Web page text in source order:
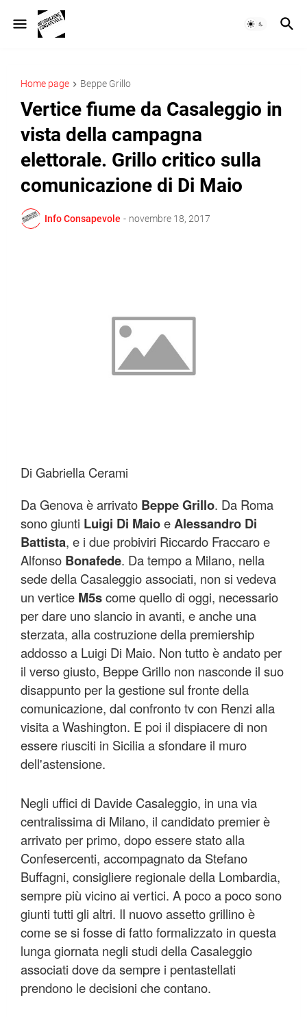
Home page Beppe Grillo
Vertice fiume da Casaleggio in
vista della campagna
elettorale. Grillo critico sulla
comunicazione di Di Maio
Info Consapevole - novembre 18, 2017
Di Gabriella Cerami
Da Genova è arrivato Beppe Grillo. Da Roma
sono giunti Luigi Di MaioeAlessandro Di
Battista, e i due probiviri Riccardo Fraccaro e
Alfonso Bonafede. Da tempo a Milano, nella
sede della Casaleggio associati, non si vedeva
un vertice M5scome quello di oggi, necessario
per dare uno slancio in avanti, e anche una
sterzata, alla costruzione della premiership
addosso a Luigi Di Maio. Non tutto è andato per
il verso giusto, Beppe Grillo non nasconde il suo
disappunto per la gestione sul fronte della
comunicazione, dal confronto tv con Renzi alla
visita a Washington. E poi il dispiacere di non
essere riusciti in Sicilia a sfondare il muro
dell'astensione.
Negli uffici di Davide Casaleggio, in una via
centralissima di Milano, il candidato premier è
arrivato per primo, dopo essere stato alla
Confesercenti, accompagnato da Stefano
Buffagni, consigliere regionale della Lombardia,
sempre più vicino ai vertici. A poco a poco sono
giunti tutti gli altri. Il nuovo assetto grillino è
come se si fosse di fatto formalizzato in questa
lunga giornata negli studi della Casaleggio
associati dove da sempre i pentastellati
prendono le decisioni che contano.